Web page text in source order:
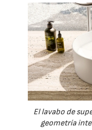
El lavabo de
geometría